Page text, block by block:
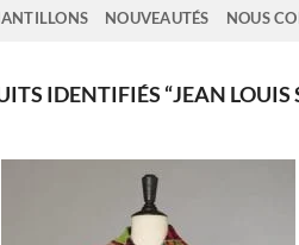
NOUVEAUTÉS NOUS
IDENTIFIÉS “JEAN LOUIS